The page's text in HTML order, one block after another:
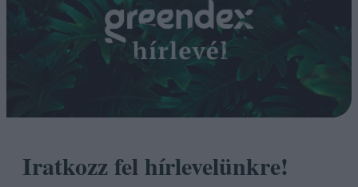
Iratkozz fel hírlevelünkre!